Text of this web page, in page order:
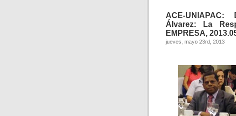
ACE-
Álvarez: La
EMPRESA,
jueves, mayo 23rd, 2013